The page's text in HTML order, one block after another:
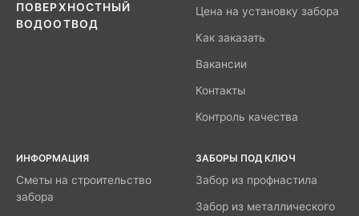
ПОВЕРХНОСТНЫЙ
ВОДООТВОД
Цена на установку забора
Как заказать
Вакансии
Контакты
Контроль качества
ИНФОРМАЦИЯ
Сметы на строительство
забора
ЗАБОРЫ ПОД КЛЮЧ
Забор из профнастила
Забор из металлического